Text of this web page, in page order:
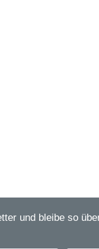
und bleibe so